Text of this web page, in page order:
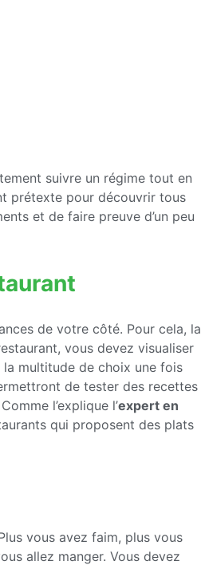
suivre un régime tout en
prétexte pour découvrir tous
et de faire preuve d’un peu
de votre côté. Pour cela, la
vous devez visualiser
la multitude de choix une fois
de tester des recettes
l’explique l’expert en
qui proposent des plats
vous avez faim, plus vous
allez manger. Vous devez